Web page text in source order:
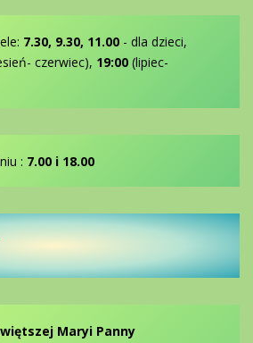
7.30, 9.30, 11.00 - dla dzieci,
czerwiec), 19:00(lipiec-
: 7.00 i 18.00
Maryi Panny